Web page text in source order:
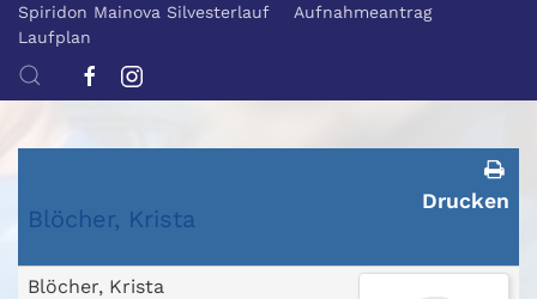
Spiridon Mainova Silvesterlauf
Aufnahmeantrag
Laufplan
Drucken
Blöcher, Krista
Blöcher, Krista